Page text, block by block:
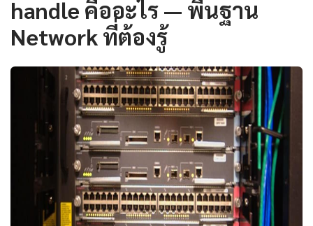
handle คืออะไร — พื้นฐาน
Network ที่ต้องรู้